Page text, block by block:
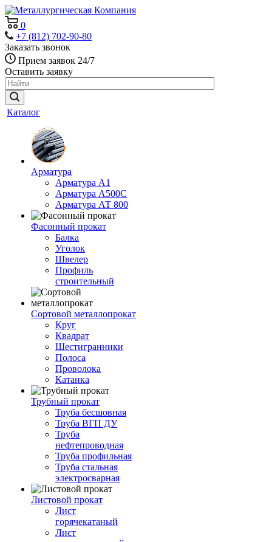
0
+7 (812) 702-90-80
Заказать звонок
Прием заявок 24/7
Оставить заявку
Каталог
Арматура
Арматура А1
Арматура А500С
Арматура АТ 800
Фасонный прокат
Балка
Уголок
Швелер
Профиль
строительный
Сортовой металлопрокат
Круг
Квадрат
Шестигранники
Полоса
Проволока
Катанка
Трубный прокат
Труба бесшовная
Труба ВГП ДУ
Труба
нефтепроводная
Труба профильная
Труба стальная
электросварная
Листовой прокат
Лист
горячекатаный
Лист